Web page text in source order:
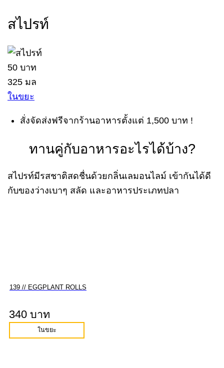
สไปรท์
50 บาท
325 มล
ในขยะ
สั่งจัดส่งฟรีจากร้านอาหารตั้งแต่ 1,500 บาท !
ทานคู่กับอาหารอะไรได้บ้าง?
สไปรท์มีรสชาติสดชื่นด้วยกลิ่นเลมอนไลม์ เข้ากันได้ดี
กับของว่างเบาๆ สลัด และอาหารประเภทปลา
139 // EGGPLANT ROLLS
340 บาท
ในขยะ